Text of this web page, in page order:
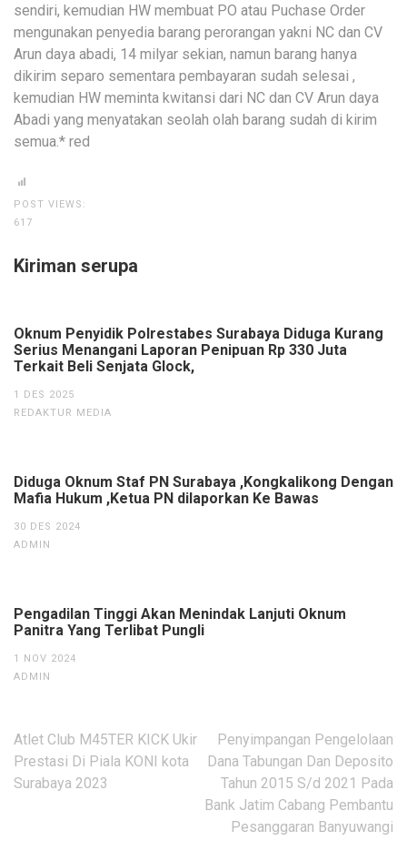
sendiri, kemudian HW membuat PO atau Puchase Order
mengunakan penyedia barang perorangan yakni NC dan CV
Arun daya abadi, 14 milyar sekian, namun barang hanya
dikirim separo sementara pembayaran sudah selesai ,
kemudian HW meminta kwitansi dari NC dan CV Arun daya
Abadi yang menyatakan seolah olah barang sudah di kirim
semua.* red
POST VIEWS:
617
Kiriman serupa
Oknum Penyidik Polrestabes Surabaya Diduga Kurang
Serius Menangani Laporan Penipuan Rp 330 Juta
Terkait Beli Senjata Glock,
1 DES 2025
REDAKTUR MEDIA
Diduga Oknum Staf PN Surabaya ,Kongkalikong Dengan
Mafia Hukum ,Ketua PN dilaporkan Ke Bawas
30 DES 2024
ADMIN
Pengadilan Tinggi Akan Menindak Lanjuti Oknum
Panitra Yang Terlibat Pungli
1 NOV 2024
ADMIN
Navigasi
pos
Atlet Club M45TER KICK Ukir
Prestasi Di Piala KONI kota
Surabaya 2023
Penyimpangan Pengelolaan
Dana Tabungan Dan Deposito
Tahun 2015 S/d 2021 Pada
Bank Jatim Cabang Pembantu
Pesanggaran Banyuwangi